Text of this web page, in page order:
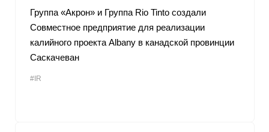
Группа «Акрон» и Группа Rio Tinto создали
Совместное предприятие для реализации
калийного проекта Albany в канадской провинции
Саскачеван
#IR